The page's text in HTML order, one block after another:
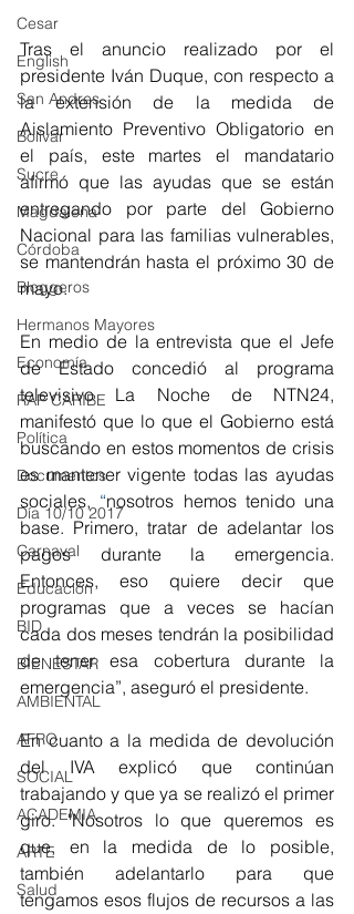
Cesar
English
San Andres
Bolívar
Sucre
Magdalena
Córdoba
Bloggeros
Hermanos Mayores
Economía
RAP CARIBE
Política
Documentos
Día 10/10 2017
Carnaval
Educación
BID
BIENESTAR
AMBIENTAL
AFRO
SOCIAL
ACADEMIA
ARTE
Salud
Tras el anuncio realizado por el
presidente Iván Duque, con respecto a
la extensión de la medida de
Aislamiento Preventivo Obligatorio en
el país, este martes el mandatario
afirmó que las ayudas que se están
entregando por parte del Gobierno
Nacional para las familias vulnerables,
se mantendrán hasta el próximo 30 de
mayo.
En medio de la entrevista que el Jefe
de Estado concedió al programa
televisivo La Noche de NTN24,
manifestó que lo que el Gobierno está
buscando en estos momentos de crisis
es mantener vigente todas las ayudas
sociales, “nosotros hemos tenido una
base. Primero, tratar de adelantar los
pagos durante la emergencia.
Entonces, eso quiere decir que
programas que a veces se hacían
cada dos meses tendrán la posibilidad
de tener esa cobertura durante la
emergencia”, aseguró el presidente.
En cuanto a la medida de devolución
del IVA explicó que continúan
trabajando y que ya se realizó el primer
giro. "Nosotros lo que queremos es
que, en la medida de lo posible,
también adelantarlo para que
tengamos esos flujos de recursos a las